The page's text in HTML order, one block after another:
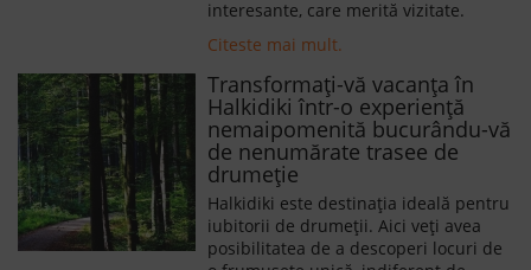
interesante, care merită vizitate.
Citeste mai mult.
Transformați-vă vacanța în
Halkidiki într-o experiență
nemaipomenită bucurându-vă
de nenumărate trasee de
drumeție
Halkidiki este destinația ideală pentru
iubitorii de drumeții. Aici veți avea
posibilitatea de a descoperi locuri de